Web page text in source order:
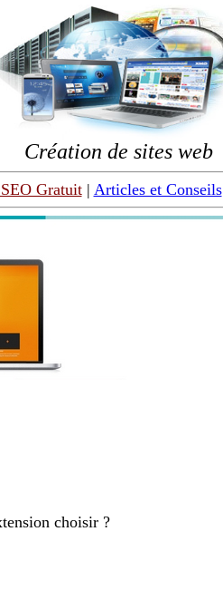
Création de sites web
Gratuit| Articles et Conseils
choisir ?